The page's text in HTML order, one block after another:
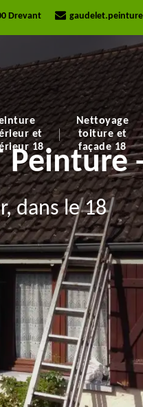
Drevant
et
18
Nettoyage
toiture et
façade 18
dans le 18